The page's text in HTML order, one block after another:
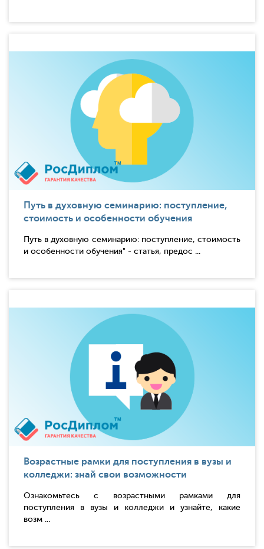
Путь в духовную семинарию: поступление,
стоимость и особенности обучения
Путь в духовную семинарию: поступление, стоимость
и особенности обучения" - статья, предос ...
Возрастные рамки для поступления в вузы и
колледжи: знай свои возможности
Ознакомьтесь с возрастными рамками для
поступления в вузы и колледжи и узнайте, какие
возм ...